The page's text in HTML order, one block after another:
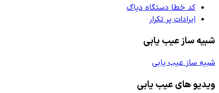
کد خطا دستگاه دیاگ
ایرادات پر تکرار
شبیه ساز عیب یابی
شبیه ساز عیب یابی
ویدیو های عیب یابی